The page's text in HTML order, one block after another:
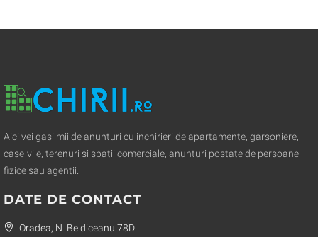
Aici vei gasi mii de anunturi cu inchirieri de apartamente, garsoniere,
case-vile, terenuri si spatii comerciale, anunturi postate de persoane
fizice sau agentii.
DATE DE CONTACT
Oradea, N. Beldiceanu 78D